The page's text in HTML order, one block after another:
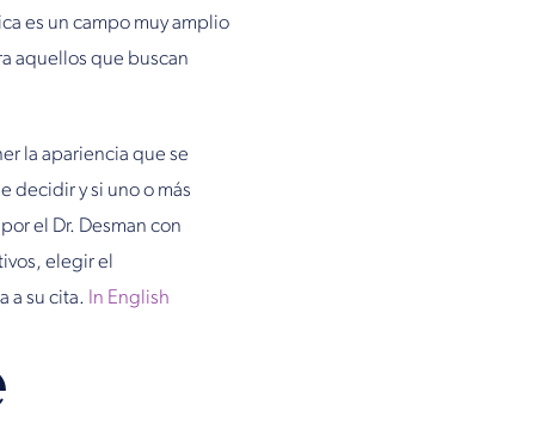
es un campo muy amplio
aquellos que buscan
la apariencia que se
decidir y si uno o más
el Dr. Desman con
elegir el
a su cita. In English